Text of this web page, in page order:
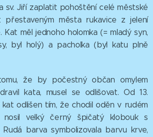
sv. Jiří zaplatit pohoštění celé městské
města rukavice z jelení
Kat měl jednoho holomka (= mladý syn,
byl holý) a pacholka (byl katu plně
že by počestný občan omylem
kata, musel se odlišovat. Od 13.
odlišen tím, že chodil oděn v rudém
nosil velký černý špičatý klobouk s
barva symbolizovala barvu krve,